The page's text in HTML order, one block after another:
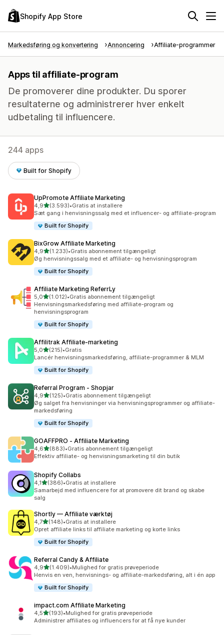
Shopify App Store
Markedsføring og konvertering Annoncering Affiliate-programmer
Apps til affiliate-program
De promoverer dine produkter. Du sporer
resultaterne og administrerer hver enkelt
udbetaling til influencere.
244 apps
Built for Shopify
UpPromote Affiliate Marketing
4,9ud af 5 stjerner
(3.593)
3593 anmeldelser i alt
•Gratis at installere
Sæt gang i henvisningssalg med et influencer- og affiliate-program
Built for Shopify
BixGrow Affiliate Marketing
4,9ud af 5 stjerner
(1.233)
1233 anmeldelser i alt
•Gratis abonnement tilgængeligt
Øg henvisningssalg med et affiliate- og henvisningsprogram
Built for Shopify
Affiliate Marketing ReferrLy
5,0ud af 5 stjerner
(1.012)
1012 anmeldelser i alt
•Gratis abonnement tilgængeligt
Henvisningsmarkedsføring med affiliate-program og
henvisningsprogram
Built for Shopify
Affilitrak Affiliate‑marketing
5,0ud af 5 stjerner
(215)
215 anmeldelser i alt
•Gratis
Lancér henvisningsmarkedsføring, affiliate-programmer & MLM
Built for Shopify
Referral Program ‑ Shopjar
4,9ud af 5 stjerner
(125)
125 anmeldelser i alt
•Gratis abonnement tilgængeligt
Øg salget fra henvisninger via henvisningsprogrammer og affiliate-
markedsføring
Built for Shopify
GOAFFPRO ‑ Affiliate Marketing
4,6ud af 5 stjerner
(883)
883 anmeldelser i alt
•Gratis abonnement tilgængeligt
Effektiv affiliate- og henvisningsmarketing til din butik
Shopify Collabs
4,1ud af 5 stjerner
(386)
386 anmeldelser i alt
•Gratis at installere
Samarbejd med influencere for at promovere dit brand og skabe
salg
Shortly — Affiliate værktøj
4,7ud af 5 stjerner
(148)
148 anmeldelser i alt
•Gratis at installere
Opret affiliate links til affiliate marketing og korte links
Built for Shopify
Referral Candy & Affiliate
4,9ud af 5 stjerner
(1.409)
1409 anmeldelser i alt
•Mulighed for gratis prøveperiode
Henvis en ven, henvisnings- og affiliate-markedsføring, alt i én app
Built for Shopify
impact.com Affiliate Marketing
4,5ud af 5 stjerner
(193)
193 anmeldelser i alt
•Mulighed for gratis prøveperiode
Administrer affiliates og influencers for at få nye kunder